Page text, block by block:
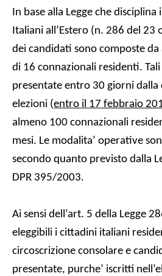
In base alla Legge che disciplina i
Italiani all’Estero (n. 286 del
dei candidati sono composte da
di 16 connazionali residenti.
presentate entro 30 giorni dalla
elezioni (entro il 17 febbraio
almeno 100 connazionali
mesi. Le modalita’ operative
secondo quanto previsto dalla
DPR 395/2003.
Ai sensi dell’art. 5 della Legge
eleggibili i cittadini italiani
circoscrizione consolare e
presentate, purche’ iscritti